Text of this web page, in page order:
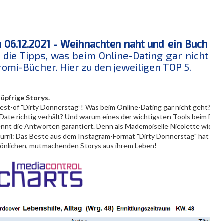
06.12.2021 - Weihnachten naht und ein
Tipps, was beim Online-Dating gar
Bücher. Hier zu den jeweiligen TOP 5.
Storys.
of "Dirty Donnerstag”! Was beim Online-Dating gar nicht
richtig verhält? Und warum eines der wichtigsten Tools beim
die Antworten garantiert. Denn als Mademoiselle Nicolette
Das Beste aus dem Instagram-Format "Dirty Donnerstag"
mutmachenden Storys aus ihrem Leben!